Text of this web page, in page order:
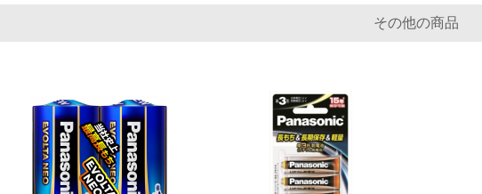
<L1> グリーン購入の取り組み方針を有し、グリーン購入を行っ
14. <L2> 購入している製品・サービスの量と種類を把握し、具体的
その他の商品